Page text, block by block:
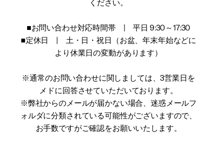
ください。
■お問い合わせ対応時間帯 | 平日 9:30～17:30
■定休日 | 土・日・祝日（お盆、年末年始などに
より休業日の変動があります）
※通常のお問い合わせに関しましては、3営業日を
メドに回答させていただいております。
※弊社からのメールが届かない場合、迷惑メールフ
ォルダに分類されている可能性がございますので、
お手数ですがご確認をお願いいたします。